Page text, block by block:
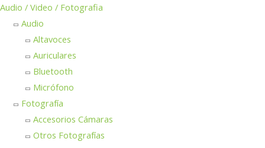
Audio / Video / Fotografia
Audio
Altavoces
Auriculares
Bluetooth
Micrófono
Fotografía
Accesorios Cámaras
Otros Fotografías